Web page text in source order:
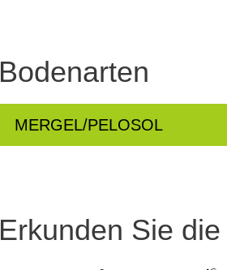
Bodenarten
MERGEL/PELOSOL
Erkunden Sie